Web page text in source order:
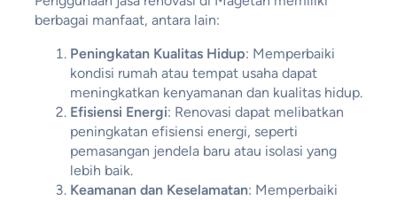
berbagai manfaat, antara lain:
Peningkatan Kualitas Hidup: Memperbaiki
kondisi rumah atau tempat usaha dapat
meningkatkan kenyamanan dan kualitas hidup.
Efisiensi Energi: Renovasi dapat melibatkan
peningkatan efisiensi energi, seperti
pemasangan jendela baru atau isolasi yang
lebih baik.
Keamanan dan Keselamatan: Memperbaiki